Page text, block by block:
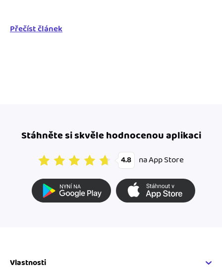
Přečíst článek
Stáhněte si skvěle hodnocenou aplikaci
4.8 na App Store
Vlastnosti